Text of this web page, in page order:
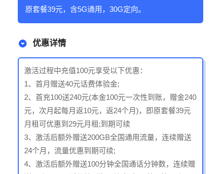
原套餐39元，含5G通用，30G定向。
优惠详情
激活过程中充值100元享受以下优惠：
1、首月赠送40元话费体验金;
2、首充100送240元(本金100元一次性到账，赠金240
元，次月起每月返10元，返24个月)，即原套餐39元
月租可优惠到29元月租;到期可续
3、激活后额外赠送200GB全国通用流量，连续赠送
24个月，流量优惠到期可续;
4、激活后额外赠送100分钟全国通话分钟数，连续赠